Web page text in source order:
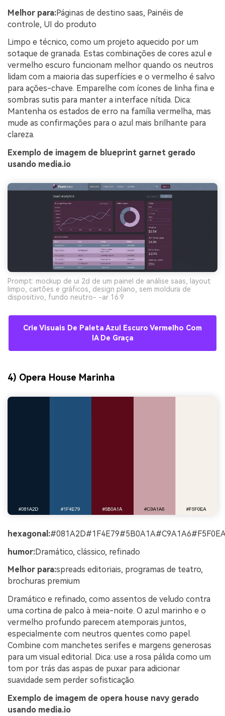
Melhor para:Páginas de destino saas, Painéis de
controle, UI do produto
Limpo e técnico, como um projeto aquecido por um
sotaque de granada. Estas combinações de cores azul e
vermelho escuro funcionam melhor quando os neutros
lidam com a maioria das superfícies e o vermelho é salvo
para ações-chave. Emparelhe com ícones de linha fina e
sombras sutis para manter a interface nítida. Dica:
Mantenha os estados de erro na família vermelha, mas
mude as confirmações para o azul mais brilhante para
clareza.
Exemplo de imagem de blueprint garnet gerado
usando media.io
Prompt: mockup de ui 2d de um painel de análise saas, layout
limpo, cartões e gráficos, design plano, sem moldura de
dispositivo, fundo neutro- -ar 16:9
Crie Visuais De Paleta Azul Escuro Vermelho Com
IA De Graça
4) Opera House Marinha
hexagonal:
humor:Dramático, clássico, refinado
Melhor para:spreads editoriais, programas de teatro,
brochuras premium
Dramático e refinado, como assentos de veludo contra
uma cortina de palco à meia-noite. O azul marinho e o
vermelho profundo parecem atemporais juntos,
especialmente com neutros quentes como papel.
Combine com manchetes serifes e margens generosas
para um visual editorial. Dica: use a rosa pálida como um
tom por trás das aspas de puxar para adicionar
suavidade sem perder sofisticação.
Exemplo de imagem de opera house navy gerado
usando media.io